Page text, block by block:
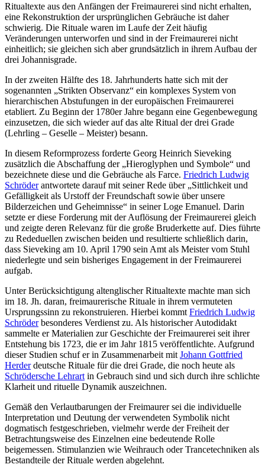
Ritualtexte aus den Anfängen der Freimaurerei sind nicht erhalten,
eine Rekonstruktion der ursprünglichen Gebräuche ist daher
schwierig. Die Rituale waren im Laufe der Zeit häufig
Veränderungen unterworfen und sind in der Freimaurerei nicht
einheitlich; sie gleichen sich aber grundsätzlich in ihrem Aufbau der
drei Johannisgrade.
In der zweiten Hälfte des 18. Jahrhunderts hatte sich mit der
sogenannten „Strikten Observanz“ ein komplexes System von
hierarchischen Abstufungen in der europäischen Freimaurerei
etabliert. Zu Beginn der 1780er Jahre begann eine Gegenbewegung
einzusetzen, die sich wieder auf das alte Ritual der drei Grade
(Lehrling – Geselle – Meister) besann.
In diesem Reformprozess forderte Georg Heinrich Sieveking
zusätzlich die Abschaffung der „Hieroglyphen und Symbole“ und
bezeichnete diese und die Gebräuche als Farce. Friedrich Ludwig
Schröderantwortete darauf mit seiner Rede über „Sittlichkeit und
Gefälligkeit als Urstoff der Freundschaft sowie über unsere
Bilderzeichen und Geheimnisse“ in seiner Loge Emanuel. Darin
setzte er diese Forderung mit der Auflösung der Freimaurerei gleich
und zeigte deren Relevanz für die große Bruderkette auf. Dies führte
zu Rededuellen zwischen beiden und resultierte schließlich darin,
dass Sieveking am 10. April 1790 sein Amt als Meister vom Stuhl
niederlegte und sein bisheriges Engagement in der Freimaurerei
aufgab.
Unter Berücksichtigung altenglischer Ritualtexte machte man sich
im 18. Jh. daran, freimaurerische Rituale in ihrem vermuteten
Ursprungssinn zu rekonstruieren. Hierbei kommt Friedrich Ludwig
Schröderbesonderes Verdienst zu. Als historischer Autodidakt
sammelte er Materialien zur Geschichte der Freimaurerei seit ihrer
Entstehung bis 1723, die er im Jahr 1815 veröffentlichte. Aufgrund
dieser Studien schuf er in Zusammenarbeit mit Johann Gottfried
Herderdeutsche Rituale für die drei Grade, die noch heute als
Schrödersche Lehrart in Gebrauch sind und sich durch ihre schlichte
Klarheit und rituelle Dynamik auszeichnen.
Gemäß den Verlautbarungen der Freimaurer sei die individuelle
Interpretation und Deutung der verwendeten Symbolik nicht
dogmatisch festgeschrieben, vielmehr werde der Freiheit der
Betrachtungsweise des Einzelnen eine bedeutende Rolle
beigemessen. Stimulanzien wie Weihrauch oder Trancetechniken als
Bestandteile der Rituale werden abgelehnt.